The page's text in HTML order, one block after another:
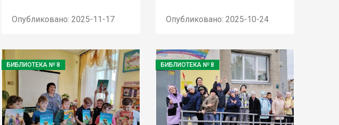
Опубликовано: 2025-11-17 Опубликовано: 2025-10-24
БИБЛИОТЕКА № 8 БИБЛИОТЕКА № 8